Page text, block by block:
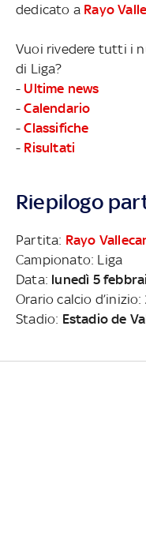
dedicato a Rayo
Vuoi rivedere tutti i
di Liga?
- Ultime news
-Calendario
-Classifiche
- Risultati
Riepilogo
Partita: Rayo
Campionato: Liga
Data: lunedì 5
Orario calcio d’inizio:
Stadio: Estadio de